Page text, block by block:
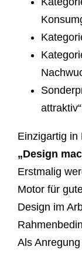
Einzigartig in
„Design
Erstmalig
Motor für
Design im
Als